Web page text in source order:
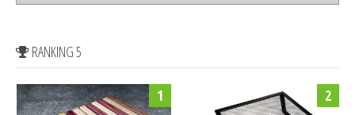
RANKING 5